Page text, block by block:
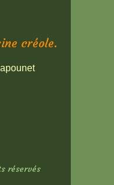
créole.
réservés